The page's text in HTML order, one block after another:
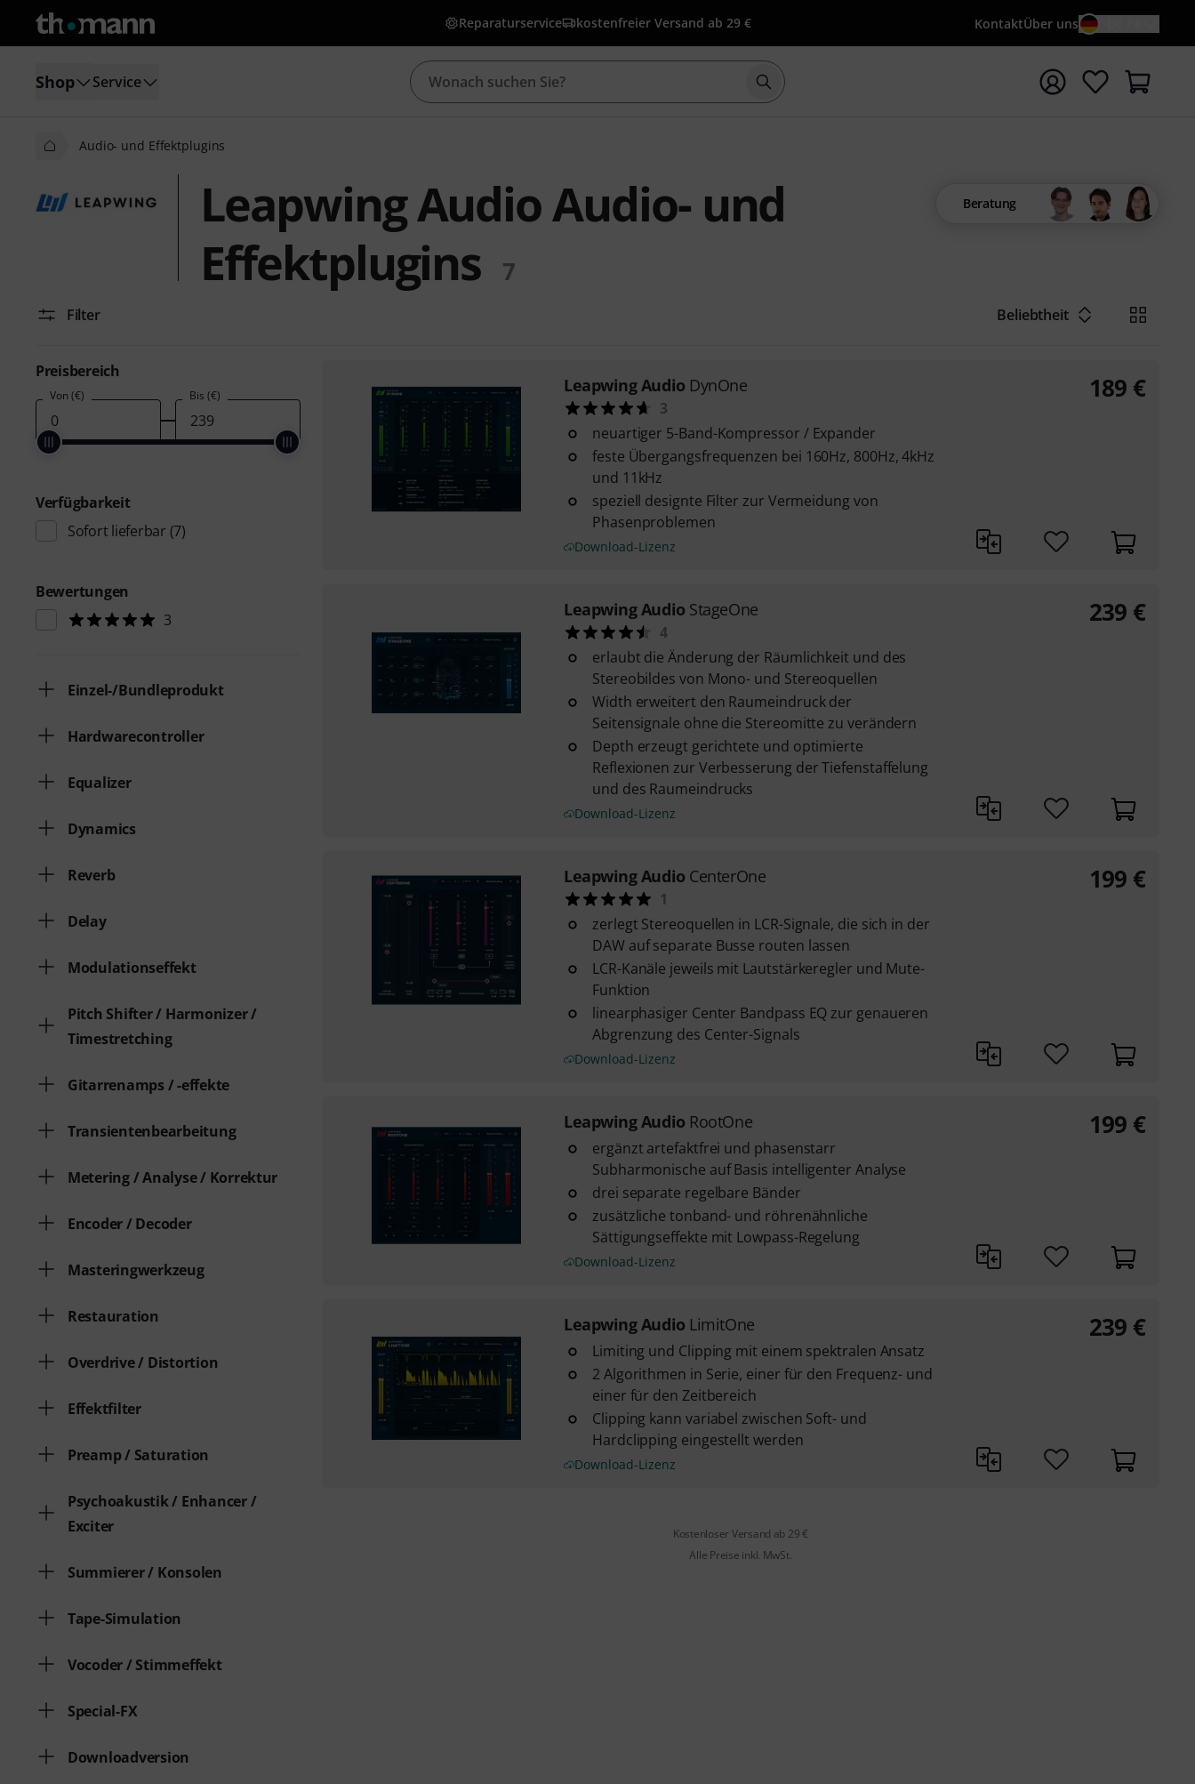
Reparaturservice kostenfreier Versand ab 29 € KontaktÜber uns
Shop Service Suche mit Suchwort {searchTerm} starten
Audio- und Effektplugins
Leapwing Audio Audio- und
Effektplugins
7
Beratung
Filter Beliebtheit
Preisbereich
Von (€) Bis (€)
Verfügbarkeit
Sofort lieferbar (7)
Bewertungen
3
Einzel-/Bundleprodukt
Hardwarecontroller
Equalizer
Dynamics
Reverb
Delay
Modulationseffekt
Pitch Shifter / Harmonizer /
Timestretching
Gitarrenamps / -effekte
Transientenbearbeitung
Metering / Analyse / Korrektur
Encoder / Decoder
Masteringwerkzeug
Restauration
Overdrive / Distortion
Effektfilter
Preamp / Saturation
Psychoakustik / Enhancer /
Exciter
Summierer / Konsolen
Tape-Simulation
Vocoder / Stimmeffekt
Special-FX
Downloadversion
Leapwing Audio DynOne
3
neuartiger 5-Band-Kompressor / Expander
feste Übergangsfrequenzen bei 160Hz, 800Hz, 4kHz
und 11kHz
speziell designte Filter zur Vermeidung von
Phasenproblemen
Download-Lizenz
189 €
Leapwing Audio StageOne
4
erlaubt die Änderung der Räumlichkeit und des
Stereobildes von Mono- und Stereoquellen
Width erweitert den Raumeindruck der
Seitensignale ohne die Stereomitte zu verändern
Depth erzeugt gerichtete und optimierte
Reflexionen zur Verbesserung der Tiefenstaffelung
und des Raumeindrucks
Download-Lizenz
239 €
Leapwing Audio CenterOne
1
zerlegt Stereoquellen in LCR-Signale, die sich in der
DAW auf separate Busse routen lassen
LCR-Kanäle jeweils mit Lautstärkeregler und Mute-
Funktion
linearphasiger Center Bandpass EQ zur genaueren
Abgrenzung des Center-Signals
Download-Lizenz
199 €
Leapwing Audio RootOne
ergänzt artefaktfrei und phasenstarr
Subharmonische auf Basis intelligenter Analyse
drei separate regelbare Bänder
zusätzliche tonband- und röhrenähnliche
Sättigungseffekte mit Lowpass-Regelung
Download-Lizenz
199 €
Leapwing Audio LimitOne
Limiting und Clipping mit einem spektralen Ansatz
2 Algorithmen in Serie, einer für den Frequenz- und
einer für den Zeitbereich
Clipping kann variabel zwischen Soft- und
Hardclipping eingestellt werden
Download-Lizenz
239 €
Kostenloser Versand ab 29 €
Alle Preise inkl. MwSt.